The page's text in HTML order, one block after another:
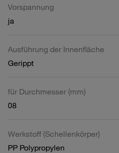
Vorspannung
ja
Ausführung der Innenfläche
Gerippt
für Durchmesser (mm)
08
Werkstoff (Schellenkörper)
PP Polypropylen